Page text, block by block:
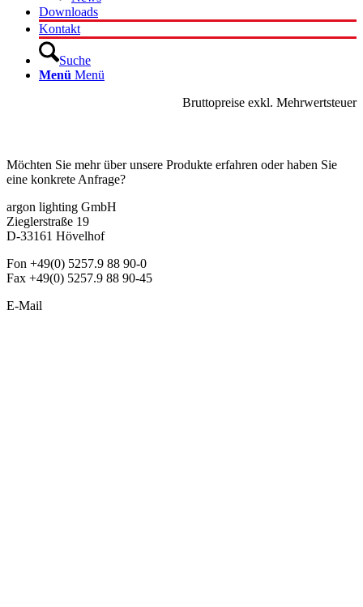
Downloads
Kontakt
Suche
Menü Menü
Bruttopreise exkl. Mehrwertsteuer
Möchten Sie mehr über unsere Produkte erfahren oder haben Sie
eine konkrete Anfrage?
argon lighting GmbH
Zieglerstraße 19
D-33161 Hövelhof
Fon +49(0) 5257.9 88 90-0
Fax +49(0) 5257.9 88 90-45
E-Mail